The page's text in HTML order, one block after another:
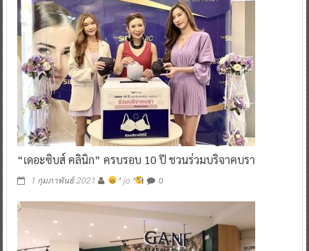
“เดอะซิบส์ คลินิก” ครบรอบ 10 ปี ชวนร่วมบริจาคบรา
1 กุมภาพันธ์ 2021 ^ jo ^ 0